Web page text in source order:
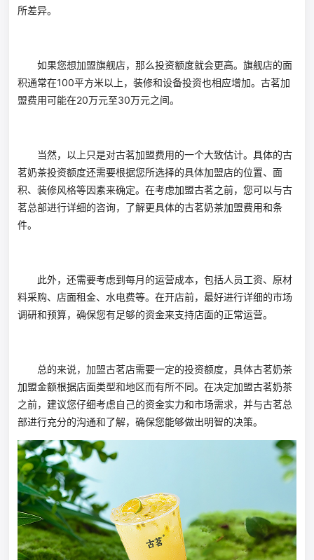
所差异。
如果您想加盟旗舰店，那么投资额度就会更高。旗舰店的面
积通常在100平方米以上，装修和设备投资也相应增加。古茗加
盟费用可能在20万元至30万元之间。
当然，以上只是对古茗加盟费用的一个大致估计。具体的古
茗奶茶投资额度还需要根据您所选择的具体加盟店的位置、面
积、装修风格等因素来确定。在考虑加盟古茗之前，您可以与古
茗总部进行详细的咨询，了解更具体的古茗奶茶加盟费用和条
件。
此外，还需要考虑到每月的运营成本，包括人员工资、原材
料采购、店面租金、水电费等。在开店前，最好进行详细的市场
调研和预算，确保您有足够的资金来支持店面的正常运营。
总的来说，加盟古茗店需要一定的投资额度，具体古茗奶茶
加盟金额根据店面类型和地区而有所不同。在决定加盟古茗奶茶
之前，建议您仔细考虑自己的资金实力和市场需求，并与古茗总
部进行充分的沟通和了解，确保您能够做出明智的决策。